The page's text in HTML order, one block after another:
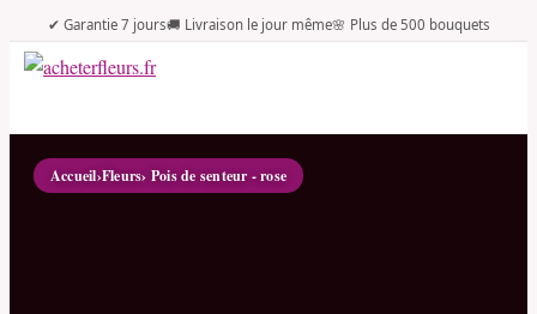
✔ Garantie 7 jours🚚 Livraison le jour même🌸 Plus de 500 bouquets
Accueil›Fleurs› Pois de senteur - rose